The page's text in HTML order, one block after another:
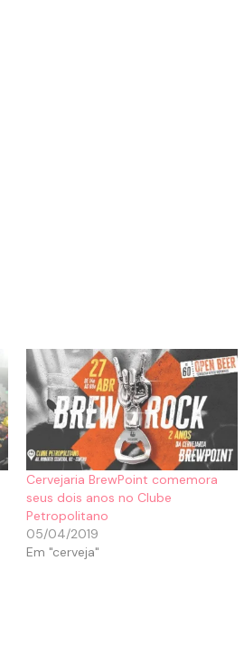
Cervejaria BrewPoint comemora
seus dois anos no Clube
Petropolitano
05/04/2019
Em "cerveja"